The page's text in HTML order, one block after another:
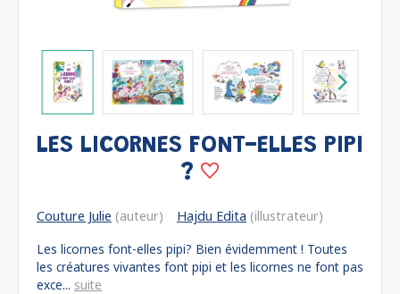
LES LICORNES FONT-ELLES PIPI
?
Couture Julie (auteur) Hajdu Edita (illustrateur)
Les licornes font-elles pipi? Bien évidemment ! Toutes
les créatures vivantes font pipi et les licornes ne font pas
exce... suite